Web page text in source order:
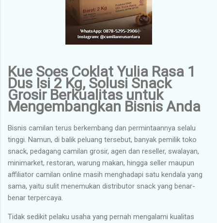
Kue Soes Coklat Yulia Rasa 1
Dus Isi 2 Kg, Solusi Snack
Grosir Berkualitas untuk
Mengembangkan Bisnis Anda
Bisnis camilan terus berkembang dan permintaannya selalu
tinggi. Namun, di balik peluang tersebut, banyak pemilik toko
snack, pedagang camilan grosir, agen dan reseller, swalayan,
minimarket, restoran, warung makan, hingga seller maupun
affiliator camilan online masih menghadapi satu kendala yang
sama, yaitu sulit menemukan distributor snack yang benar-
benar terpercaya.
Tidak sedikit pelaku usaha yang pernah mengalami kualitas